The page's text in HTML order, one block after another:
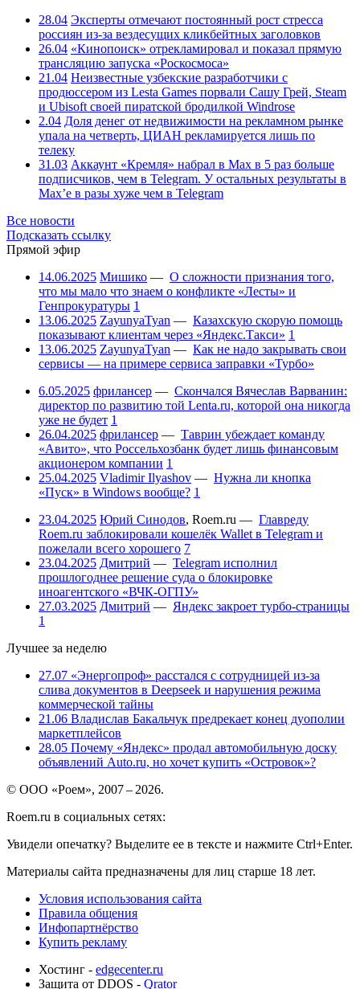
28.04 Эксперты отмечают постоянный рост стресса
россиян из-за вездесущих кликбейтных заголовков
26.04 «Кинопоиск» отрекламировал и показал прямую
трансляцию запуска «Роскосмоса»
21.04 Неизвестные узбекские разработчики с
продюссером из Lesta Games порвали Сашу Грей, Steam
и Ubisoft своей пиратской бродилкой Windrose
2.04 Доля денег от недвижимости на рекламном рынке
упала на четверть, ЦИАН рекламируется лишь по
телеку
31.03 Аккаунт «Кремля» набрал в Max в 5 раз больше
подписчиков, чем в Telegram. У остальных результаты в
Max’е в разы хуже чем в Telegram
Все новости
Подсказать ссылку
Прямой эфир
14.06.2025 Мишико — О сложности признания того,
что мы мало что знаем о конфликте «Лесты» и
Генпрокуратуры 1
13.06.2025 ZayunyaTyan — Казахскую скорую помощь
показывают клиентам через «Яндекс.Такси» 1
13.06.2025 ZayunyaTyan — Как не надо закрывать свои
сервисы — на примере сервиса заправки «Турбо»
6.05.2025 фрилансер — Скончался Вячеслав Варванин:
директор по развитию той Lenta.ru, которой она никогда
уже не будет 1
26.04.2025 фрилансер — Таврин убеждает команду
«Авито», что Россельхозбанк будет лишь финансовым
акционером компании 1
25.04.2025 Vladimir Ilyashov — Нужна ли кнопка
«Пуск» в Windows вообще? 1
23.04.2025 Юрий Синодов, Roem.ru — Главреду
Roem.ru заблокировали кошелёк Wallet в Telegram и
пожелали всего хорошего 7
23.04.2025 Дмитрий — Telegram исполнил
прошлогоднее решение суда о блокировке
иноагентского «ВЧК-ОГПУ»
27.03.2025 Дмитрий — Яндекс закроет турбо-страницы
1
Лучшее за неделю
27.07 «Энергопроф» расстался с сотрудницей из-за
слива документов в Deepseek и нарушения режима
коммерческой тайны
21.06 Владислав Бакальчук предрекает конец дуополии
маркетплейсов
28.05 Почему «Яндекс» продал автомобильную доску
объявлений Auto.ru, но хочет купить «Островок»?
© ООО «Роем», 2007 – 2026.
Roem.ru в социальных сетях:
Увидели опечатку? Выделите ее в тексте и нажмите Ctrl+Enter.
Материалы сайта предназначены для лиц старше 18 лет.
Условия использования сайта
Правила общения
Инфопартнёрство
Купить рекламу
Хостинг - edgecenter.ru
Защита от DDOS - Qrator